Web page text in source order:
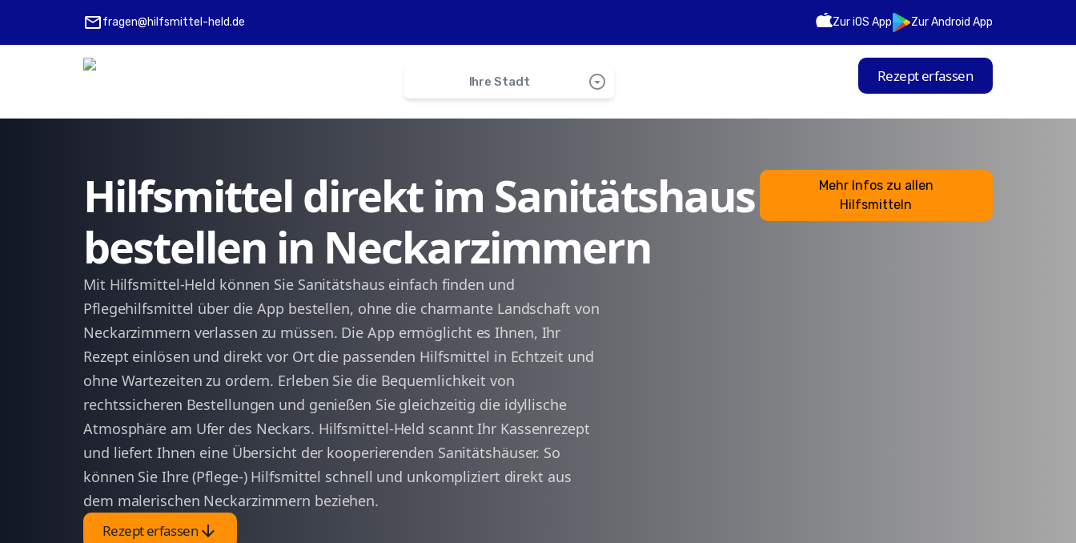
mailfragen@hilfsmittel-held.de Zur iOS App Zur Android App
Ihre Stadt arrow_drop_down_circle
Haßmersheim
Obrigheim
Hüffenhardt
arrow_back 1 arrow_forward
Rezept erfassen
Hilfsmittel direkt im Sanitätshaus
bestellen in Neckarzimmern
Mit Hilfsmittel-Held können Sie Sanitätshaus einfach finden und
Pflegehilfsmittel über die App bestellen, ohne die charmante Landschaft von
Neckarzimmern verlassen zu müssen. Die App ermöglicht es Ihnen, Ihr
Rezept einlösen und direkt vor Ort die passenden Hilfsmittel in Echtzeit und
ohne Wartezeiten zu ordern. Erleben Sie die Bequemlichkeit von
rechtssicheren Bestellungen und genießen Sie gleichzeitig die idyllische
Atmosphäre am Ufer des Neckars. Hilfsmittel-Held scannt Ihr Kassenrezept
und liefert Ihnen eine Übersicht der kooperierenden Sanitätshäuser. So
können Sie Ihre (Pflege-) Hilfsmittel schnell und unkompliziert direkt aus
dem malerischen Neckarzimmern beziehen.
Rezept erfassenarrow_downward
Mehr Infos zu allen
Hilfsmitteln